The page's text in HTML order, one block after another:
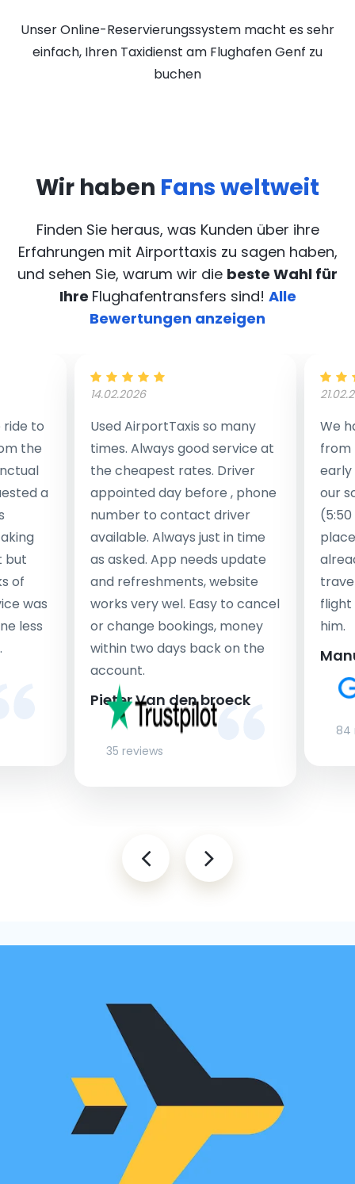
Unser Online-Reservierungssystem macht es sehr
einfach, Ihren Taxidienst am Flughafen Genf zu
buchen
Wir haben Fans weltweit
Finden Sie heraus, was Kunden über ihre
Erfahrungen mit Airporttaxis zu sagen haben,
und sehen Sie, warum wir die beste Wahl für
Ihre Flughafentransfers sind! Alle
Bewertungen anzeigen
to
the
a
but
of
was
less
14.02.2026
Used AirportTaxis so many
times. Always good service at
the cheapest rates. Driver
appointed day before , phone
number to contact driver
available. Always just in time
as asked. App needs update
and refreshments, website
works very wel. Easy to cancel
or change bookings, money
within two days back on the
account.
Pieter Van den broeck
35 reviews
We
from
early
our
flight
him.
84